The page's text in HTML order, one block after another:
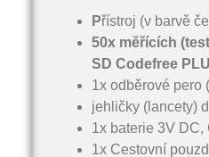
Přístroj (v barvě
50x měřících
SD Codefree
1x odběrové pero
jehličky (lancety)
1x baterie 3V
1x Cestovní